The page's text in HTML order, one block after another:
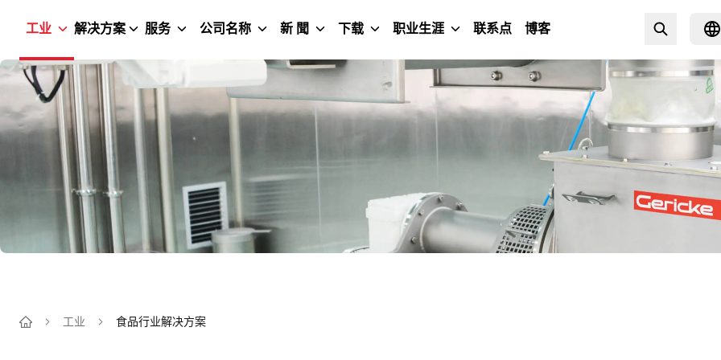
工业 解决方案 服务 公司名称 新 聞 下载 职业生涯 联系点 博客
工业 食品行业解决方案